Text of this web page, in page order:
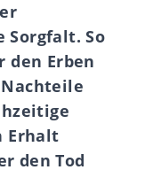
Sorgfalt. So
Erben
Erhalt
den Tod